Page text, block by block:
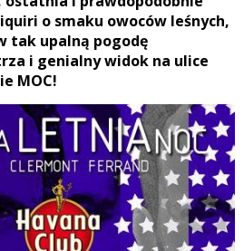
o smaku owoców leśnych,
tak upalną pogodę
i genialny widok na ulice
MOC!